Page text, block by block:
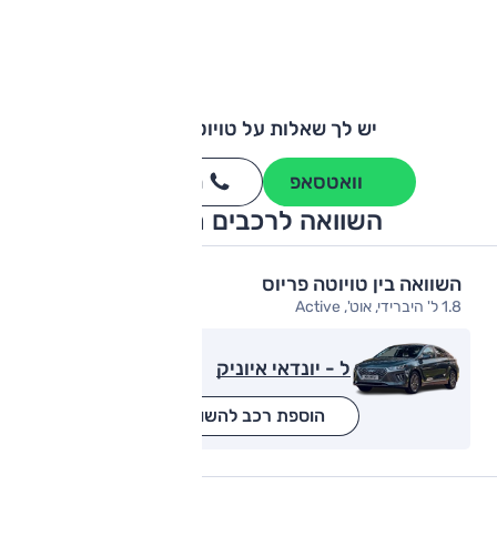
יש לך שאלות על טויוטה פריוס?
וואטסאפ חייגו
השוואה לרכבים מתחרים
השוואה בין טויוטה פריוס
1.8 ל' היברידי, אוט', Active
ל - יונדאי איוניק
הוספת רכב להשוואה